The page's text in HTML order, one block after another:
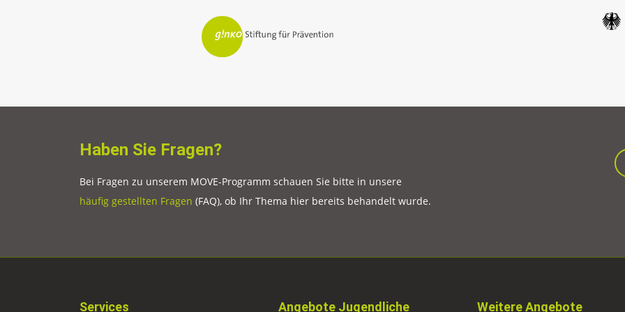
Haben Sie Fragen?
Bei Fragen zu unserem MOVE-Programm schauen Sie bitte in unsere
häufig gestellten Fragen (FAQ), ob Ihr Thema hier bereits behandelt wurde.
Services Angebote Jugendliche Weitere Angebote